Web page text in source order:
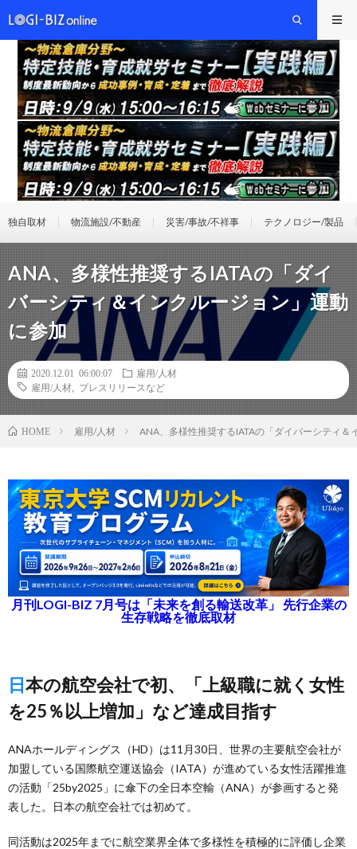
独自取材 物流施設/不動産 災害/事故/不祥事 テクノロジー/製品
ANA、多様性推奨するIATAの「ダイ
バーシティ＆インクルージョン」運動
に参加
2020.12.01 06:00:07
雇用/人材
雇用/人材
プレスリリースなど
HOME 雇用/人材 ANA、多様性推奨するIATAの「ダイバーシティ＆
月刊LOGI-BIZ 7月号は「未来を創る輸送改革」 先行企業の
生存戦略を徹底取材
日本の航空会社で初、「上級職に就く女性
を25％以上増加」など達成目指す
ANAホールディングス（HD）は11月30日、世界の主要航空会社が
加盟している国際航空運送協会（IATA）が進めている女性活躍推進
の活動「25by2025」に傘下の全日本空輸（ANA）が参画すると発
表した。日本の航空会社では初めて。
同活動は2025年までに航空業界全体で多様性を積極的に評価し企業